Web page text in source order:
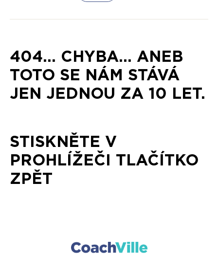
404... CHYBA... ANEB
TOTO SE NÁM STÁVÁ
JEN JEDNOU ZA 10 LET.
STISKNĚTE V
PROHLÍŽEČI TLAČÍTKO
ZPĚT